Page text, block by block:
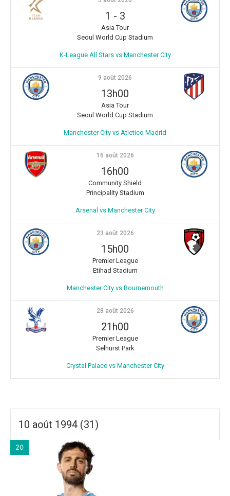
1 - 3
Asia Tour
Seoul World Cup Stadium
K-League All Stars vs Manchester City
9 août 2026
13h00
Asia Tour
Seoul World Cup Stadium
Manchester City vs Atletico Madrid
16 août 2026
16h00
Community Shield
Principality Stadium
Arsenal vs Manchester City
23 août 2026
15h00
Premier League
Etihad Stadium
Manchester City vs Bournemouth
28 août 2026
21h00
Premier League
Selhurst Park
Crystal Palace vs Manchester City
10 août 1994 (31)
20